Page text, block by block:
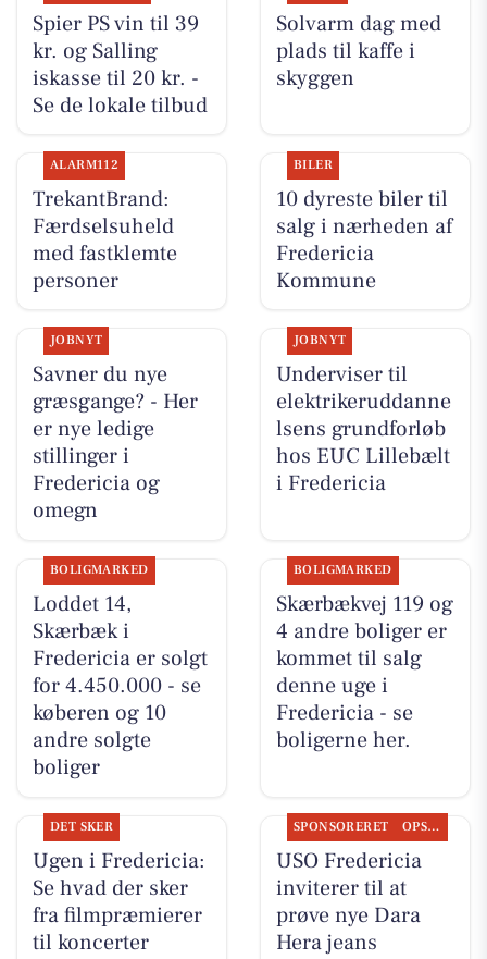
Spier PS vin til 39
kr. og Salling
iskasse til 20 kr. -
Se de lokale tilbud
Solvarm dag med
plads til kaffe i
skyggen
ALARM112
TrekantBrand:
Færdselsuheld
med fastklemte
personer
BILER
10 dyreste biler til
salg i nærheden af
Fredericia
Kommune
JOBNYT
Savner du nye
græsgange? - Her
er nye ledige
stillinger i
Fredericia og
omegn
JOBNYT
Underviser til
elektrikeruddanne
lsens grundforløb
hos EUC Lillebælt
i Fredericia
BOLIGMARKED
Loddet 14,
Skærbæk i
Fredericia er solgt
for 4.450.000 - se
køberen og 10
andre solgte
boliger
BOLIGMARKED
Skærbækvej 119 og
4 andre boliger er
kommet til salg
denne uge i
Fredericia - se
boligerne her.
DET SKER
Ugen i Fredericia:
Se hvad der sker
fra filmpræmierer
til koncerter
SPONSORERET OPSLAGSTAVLEN
USO Fredericia
inviterer til at
prøve nye Dara
Hera jeans